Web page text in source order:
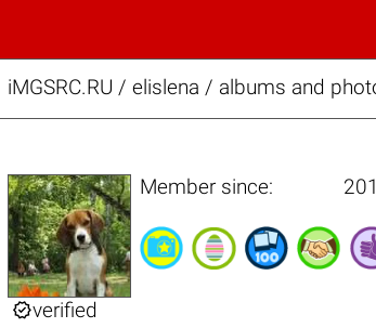
iMGSRC.RU / elislena / albums and
verified
Member since: